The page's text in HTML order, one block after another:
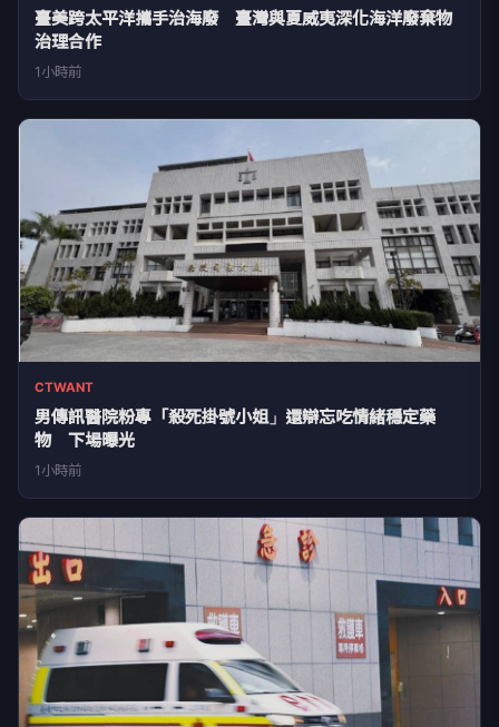
臺美跨太平洋攜手治海廢 臺灣與夏威夷深化海洋廢棄物
治理合作
1小時前
CTWANT
男傳訊醫院粉專「殺死掛號小姐」還辯忘吃情緒穩定藥
物 下場曝光
1小時前